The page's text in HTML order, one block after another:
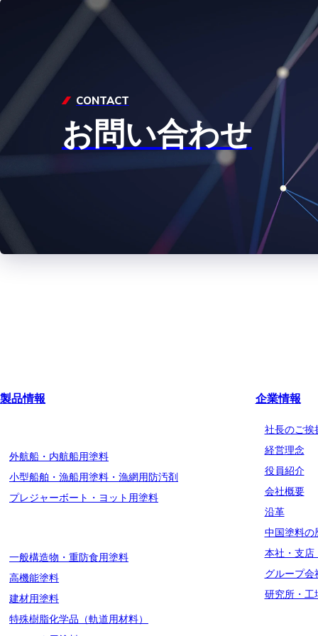
CONTACT
お問い合わせ
製品情報
外航船・内航船用塗料
小型船舶・漁船用塗料・漁網用防汚剤
プレジャーボート・ヨット用塗料
一般構造物・重防食用塗料
高機能塗料
建材用塗料
特殊樹脂化学品（軌道用材料）
企業情報
社長のご挨
経営理念
役員紹介
会社概要
沿革
中国塗料の
本社・支店
グループ会
研究所・工